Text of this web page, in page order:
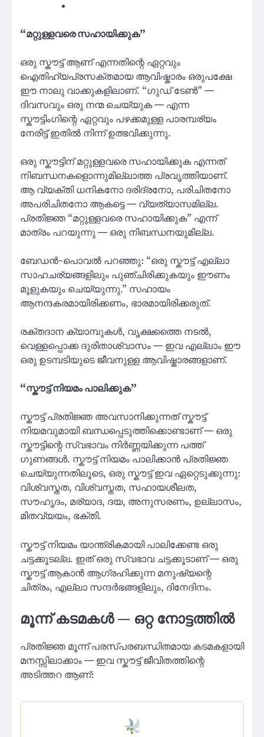
“മറ്റുള്ളവരെ സഹായിക്കുക”
ഒരു സ്കൗട്ട് ആണ് എന്നതിന്റെ ഏറ്റവും
ഐതിഹ്യപ്രസക്തമായ ആവിഷ്കാരം ഒരുപക്ഷേ
ഈ നാലു വാക്കുകളിലാണ്. “ഗുഡ് ടേൺ” —
ദിവസവും ഒരു നന്മ ചെയ്യുക — എന്ന
സ്കൗട്ടിംഗിന്റെ ഏറ്റവും പഴക്കമുള്ള പാരമ്പര്യം
നേരിട്ട് ഇതിൽ നിന്ന് ഉത്ഭവിക്കുന്നു.
ഒരു സ്കൗട്ടിന് മറ്റുള്ളവരെ സഹായിക്കുക എന്നത്
നിബന്ധനകളൊന്നുമില്ലാത്ത പ്രവൃത്തിയാണ്.
ആ വ്യക്തി ധനികനോ ദരിദ്രനോ, പരിചിതനോ
അപരിചിതനോ ആകട്ടെ — വ്യത്യാസമില്ല.
പ്രതിജ്ഞ “മറ്റുള്ളവരെ സഹായിക്കുക” എന്ന്
മാത്രം പറയുന്നു — ഒരു നിബന്ധനയുമില്ല.
ബേഡൻ-പൊവൽ പറഞ്ഞു: “ഒരു സ്കൗട്ട് എല്ലാ
സാഹചര്യങ്ങളിലും പുഞ്ചിരിക്കുകയും ഈണം
മൂളുകയും ചെയ്യുന്നു.” സഹായം
ആനന്ദകരമായിരിക്കണം, ഭാരമായിരിക്കരുത്.
രക്തദാന ക്യാമ്പുകൾ, വൃക്ഷത്തൈ നടൽ,
വെള്ളപ്പൊക്ക ദുരിതാശ്വാസം — ഇവ എല്ലാം ഈ
ഒരു ഉടമ്പടിയുടെ ജീവനുള്ള ആവിഷ്കാരങ്ങളാണ്.
“സ്കൗട്ട് നിയമം പാലിക്കുക”
സ്കൗട്ട് പ്രതിജ്ഞ അവസാനിക്കുന്നത് സ്കൗട്ട്
നിയമവുമായി ബന്ധപ്പെടുത്തിക്കൊണ്ടാണ് — ഒരു
സ്കൗട്ടിന്റെ സ്വഭാവം നിർണ്ണയിക്കുന്ന പത്ത്
ഗുണങ്ങൾ. സ്കൗട്ട് നിയമം പാലിക്കാൻ പ്രതിജ്ഞ
ചെയ്യുന്നതിലൂടെ, ഒരു സ്കൗട്ട് ഇവ ഏറ്റെടുക്കുന്നു:
വിശ്വസ്തത, വിശ്വസ്തത, സഹായശീലത,
സൗഹൃദം, മര്യാദ, ദയ, അനുസരണം, ഉല്ലാസം,
മിതവ്യയം, ഭക്തി.
സ്കൗട്ട് നിയമം യാന്ത്രികമായി പാലിക്കേണ്ട ഒരു
ചട്ടക്കൂടല്ല. ഇത് ഒരു സ്വഭാവ ചട്ടക്കൂടാണ് — ഒരു
സ്കൗട്ട് ആകാൻ ആഗ്രഹിക്കുന്ന മനുഷ്യന്റെ
ചിത്രം, എല്ലാ സന്ദർഭങ്ങളിലും, ദിനേദിനം.
മൂന്ന് കടമകൾ — ഒറ്റ നോട്ടത്തിൽ
പ്രതിജ്ഞ മൂന്ന് പരസ്പരബന്ധിതമായ കടമകളായി
മനസ്സിലാക്കാം — ഇവ സ്കൗട്ട് ജീവിതത്തിന്റെ
അടിത്തറ ആണ്: